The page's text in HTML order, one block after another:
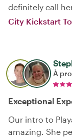
definitely call
City Kickstart
À
Exceptional
Our intro to
amazing. She